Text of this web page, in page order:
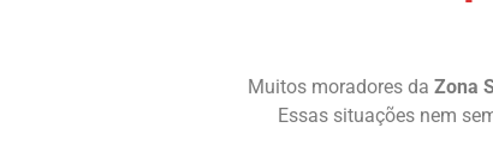
Muitos moradores da Zona
Essas situações nem